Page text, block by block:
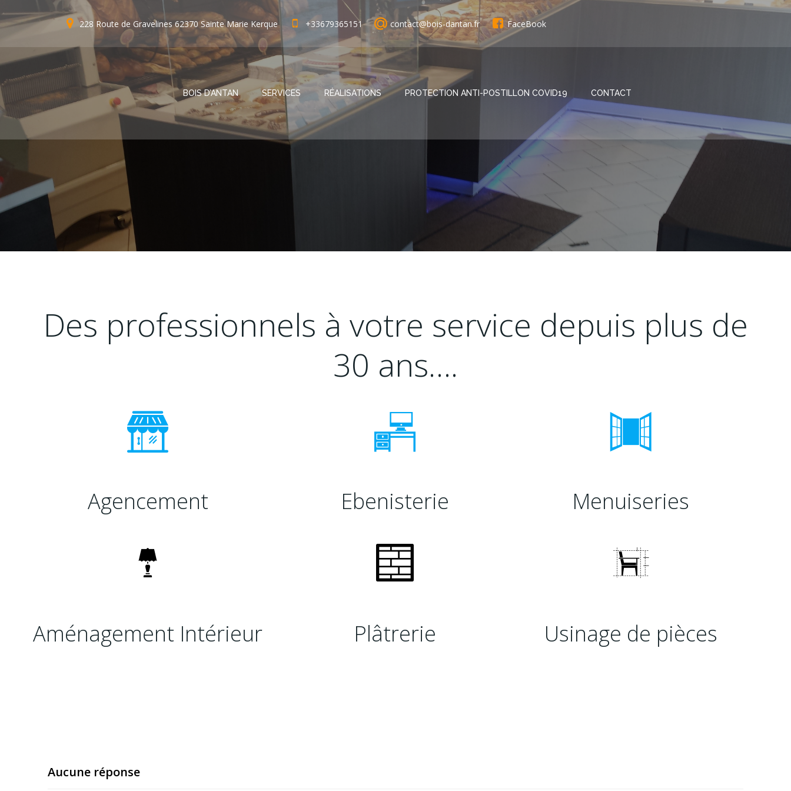
au
228 Route de Gravelines 62370 Sainte Marie Kerque +33679365151 contact@bois-dantan.fr FaceBook
BOIS D’ANTAN SERVICES RÉALISATIONS PROTECTION ANTI-POSTILLON COVID19 CONTACT
Des professionnels à votre service depuis plus de
30 ans….
Agencement Ebenisterie Menuiseries
Aménagement Intérieur Plâtrerie Usinage de pièces
Aucune réponse